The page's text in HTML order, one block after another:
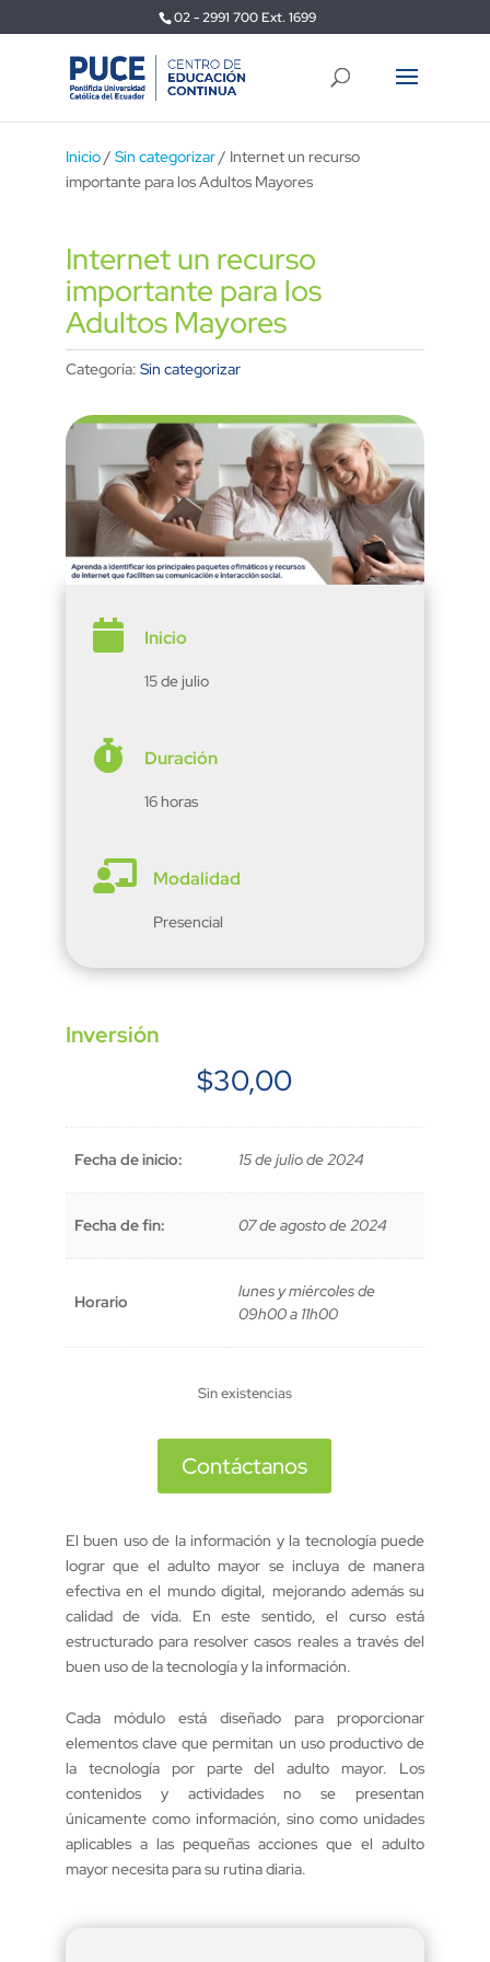
02 - 2991 700 Ext. 1699
Inicio/ Sin categorizar/ Internet un recurso
importante para los Adultos Mayores
Internet un recurso
importante para los
Adultos Mayores
Categoría: Sin categorizar
 Inicio
15 de julio
 Duración
16 horas
 Modalidad
Presencial
Inversión
$30,00
Fecha de inicio: 15 de julio de 2024
Fecha de fin: 07 de agosto de 2024
Horario
lunes y miércoles de
09h00 a 11h00
Sin existencias
Contáctanos
El buen uso de la información y la tecnología puede
lograr que el adulto mayor se incluya de manera
efectiva en el mundo digital, mejorando además su
calidad de vida. En este sentido, el curso está
estructurado para resolver casos reales a través del
buen uso de la tecnología y la información.
Cada módulo está diseñado para proporcionar
elementos clave que permitan un uso productivo de
la tecnología por parte del adulto mayor. Los
contenidos y actividades no se presentan
únicamente como información, sino como unidades
aplicables a las pequeñas acciones que el adulto
mayor necesita para su rutina diaria.